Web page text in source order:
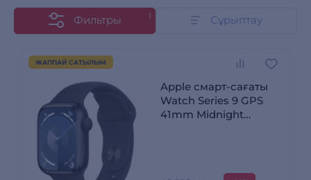
Фильтры 1 Сұрыптау
ЖАППАЙ САТЫЛЫМ
Apple смарт-сағаты
Watch Series 9 GPS
41mm Midnight